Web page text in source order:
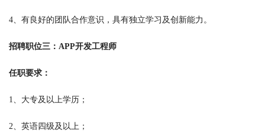
4、有良好的团队合作意识，具有独立学习及创新能力。
招聘职位三：APP开发工程师
任职要求：
1、大专及以上学历；
2、英语四级及以上；